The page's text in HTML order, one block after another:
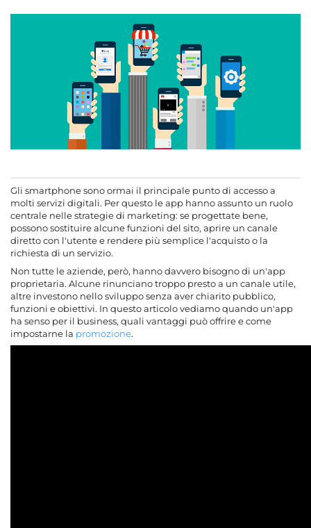
Gli smartphone sono ormai il principale punto di accesso a
molti servizi digitali. Per questo le app hanno assunto un ruolo
centrale nelle strategie di marketing: se progettate bene,
possono sostituire alcune funzioni del sito, aprire un canale
diretto con l'utente e rendere più semplice l'acquisto o la
richiesta di un servizio.
Non tutte le aziende, però, hanno davvero bisogno di un'app
proprietaria. Alcune rinunciano troppo presto a un canale utile,
altre investono nello sviluppo senza aver chiarito pubblico,
funzioni e obiettivi. In questo articolo vediamo quando un'app
ha senso per il business, quali vantaggi può offrire e come
impostarne la promozione.